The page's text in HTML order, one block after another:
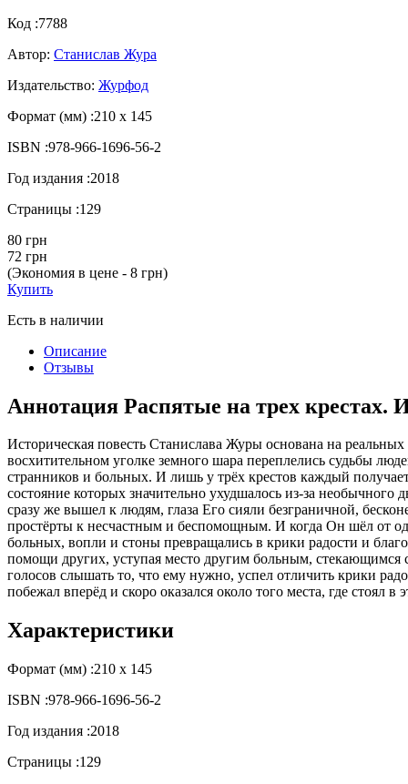
Код :7788
Автор: Станислав Жура
Издательство: Журфод
Формат (мм) :210 х 145
ISBN :978-966-1696-56-2
Год издания :2018
Страницы :129
80 грн
72 грн
(Экономия в цене - 8 грн)
Купить
Есть в наличии
Описание
Отзывы
Аннотация Распятые на трех крестах.
Историческая повесть Станислава Журы основана на
восхитительном уголке земного шара переплелись судьбы
странников и больных. И лишь у трёх крестов каждый
состояние которых значительно ухудшалось из-за
сразу же вышел к людям, глаза Его сияли безграничной,
простёрты к несчастным и беспомощным. И когда Он шёл от
больных, вопли и стоны превращались в крики радости и
помощи других, уступая место другим больным,
голосов слышать то, что ему нужно, успел отличить крики
побежал вперёд и скоро оказался около того места, где
Характеристики
Формат (мм) :210 х 145
ISBN :978-966-1696-56-2
Год издания :2018
Страницы :129